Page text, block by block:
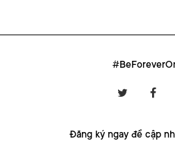
Đăng ký ngay để cập